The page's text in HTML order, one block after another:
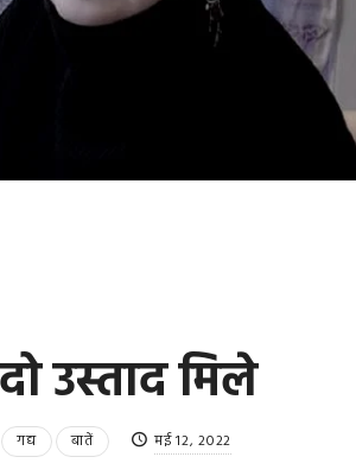
उस्ताद मिले
गद्य बातें मई 12, 2022